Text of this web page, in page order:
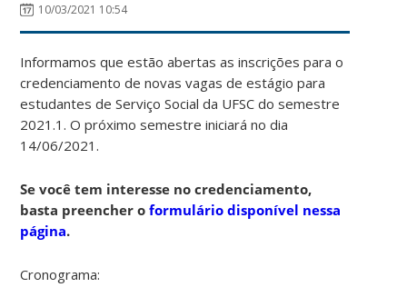
10/03/2021 10:54
Informamos que estão abertas as inscrições para o
credenciamento de novas vagas de estágio para
estudantes de Serviço Social da UFSC do semestre
2021.1. O próximo semestre iniciará no dia
14/06/2021.
Se você tem interesse no credenciamento,
basta preencher oformulário disponível nessa
página.
Cronograma: